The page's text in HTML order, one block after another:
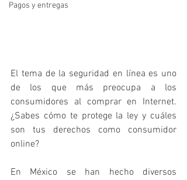
Pagos y entregas
El tema de la seguridad en línea es uno
de los que más preocupa a los
consumidores al comprar en Internet.
¿Sabes cómo te protege la ley y cuáles
son tus derechos como consumidor
online?
En México se han hecho diversos